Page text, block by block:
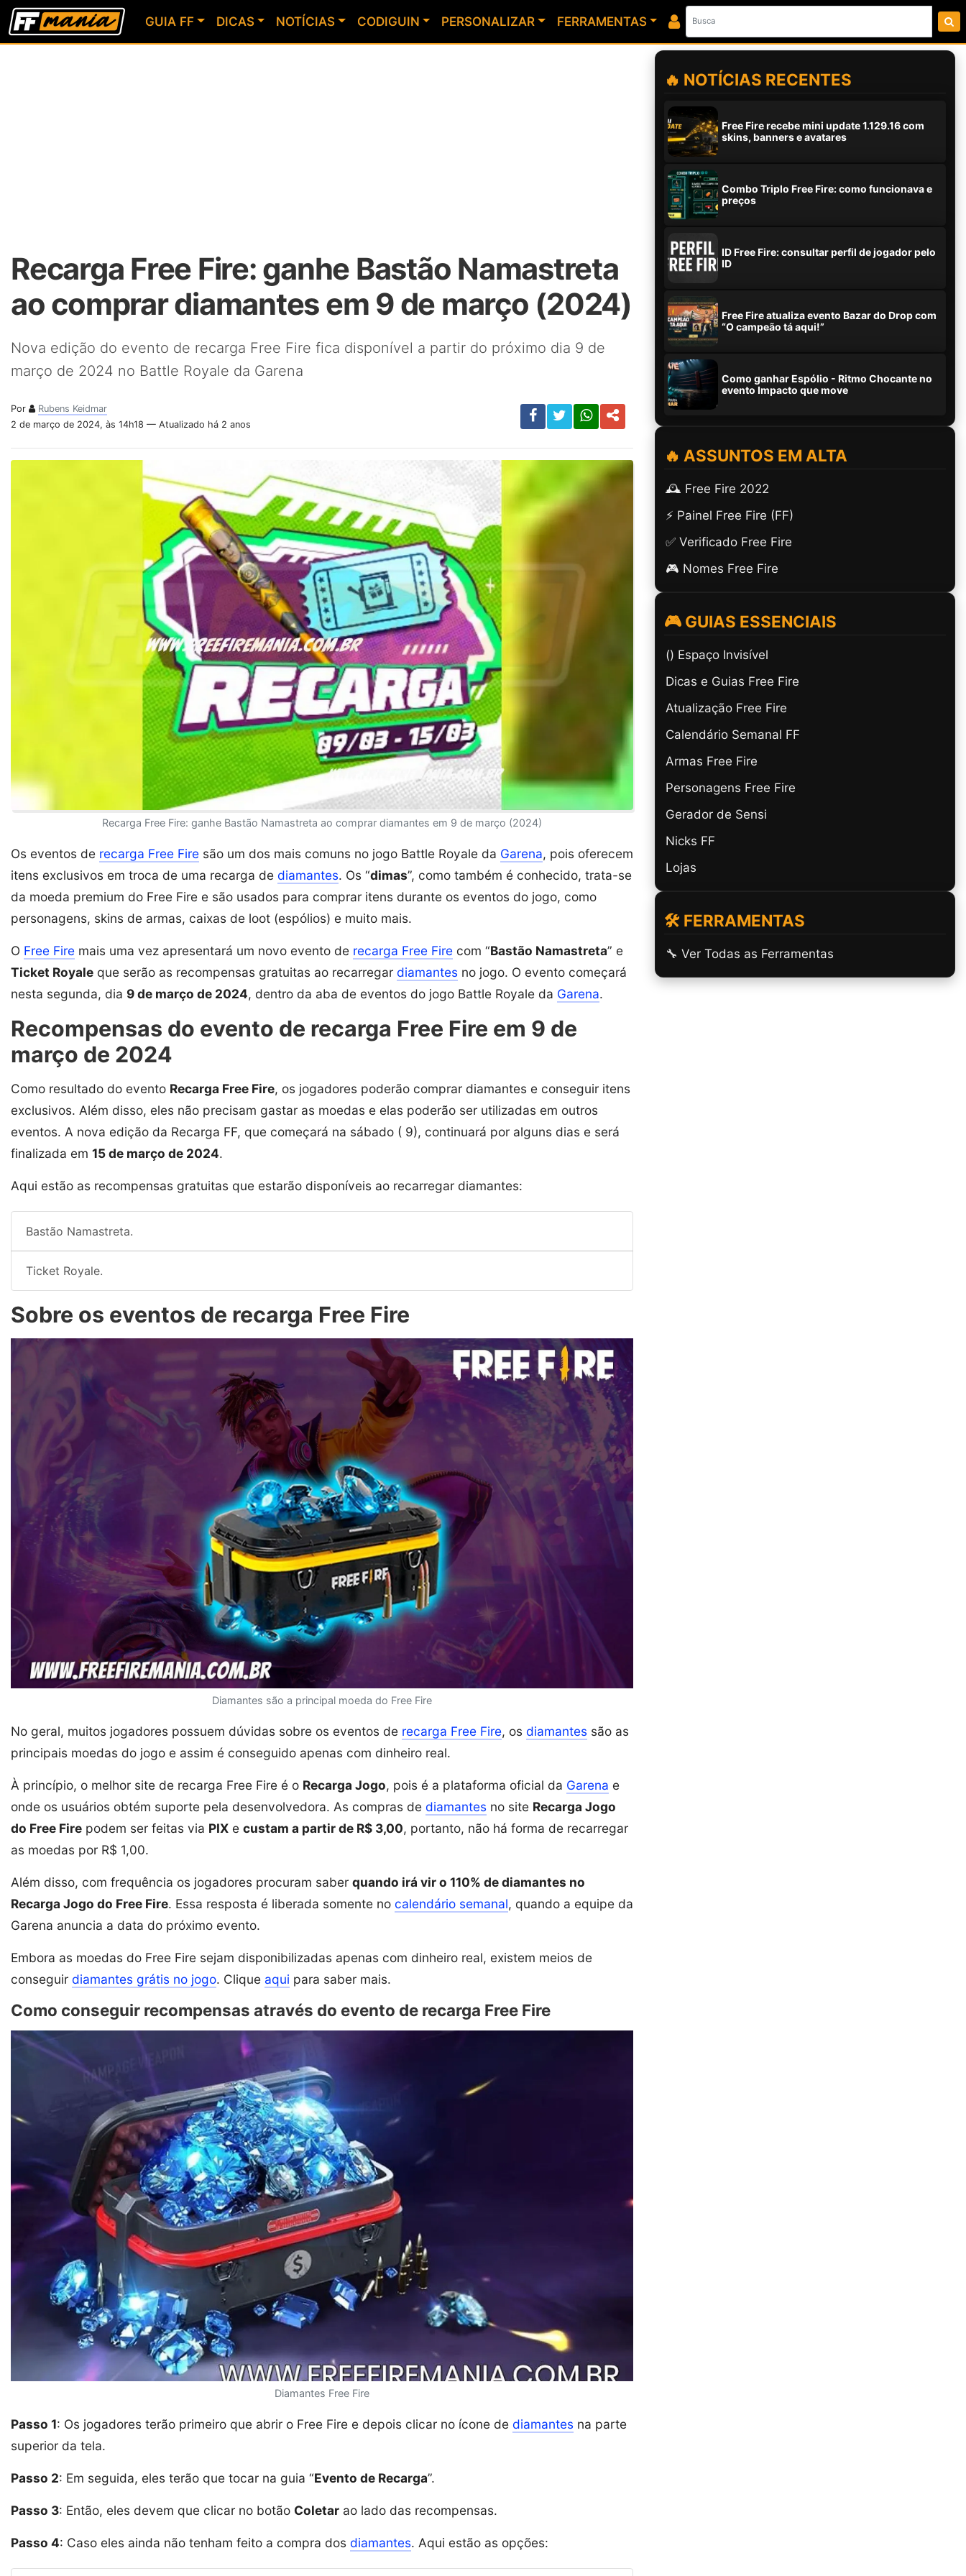
GUIA FF DICAS NOTÍCIAS CODIGUIN PERSONALIZAR FERRAMENTAS
Recarga Free Fire: ganhe Bastão Namastreta
ao comprar diamantes em 9 de março (2024)
Nova edição do evento de recarga Free Fire fica disponível a partir do próximo dia 9 de
março de 2024 no Battle Royale da Garena
Por
Rubens Keidmar
2 de março de 2024, às 14h18 — Atualizado há 2 anos
Recarga Free Fire: ganhe Bastão Namastreta ao comprar diamantes em 9 de março (2024)
Os eventos de recarga Free Fire são um dos mais comuns no jogo Battle Royale da Garena, pois oferecem
itens exclusivos em troca de uma recarga de diamantes. Os “dimas”, como também é conhecido, trata-se
da moeda premium do Free Fire e são usados ​​para comprar itens durante os eventos do jogo, como
personagens, skins de armas, caixas de loot (espólios) e muito mais.
O Free Fire mais uma vez apresentará um novo evento de recarga Free Fire com “Bastão Namastreta” e
Ticket Royale que serão as recompensas gratuitas ao recarregar diamantes no jogo. O evento começará
nesta segunda, dia 9 de março de 2024, dentro da aba de eventos do jogo Battle Royale da Garena.
Recompensas do evento de recarga Free Fire em 9 de
março de 2024
Como resultado do evento Recarga Free Fire, os jogadores poderão comprar diamantes e conseguir itens
exclusivos. Além disso, eles não precisam gastar as moedas e elas poderão ser utilizadas em outros
eventos. A nova edição da Recarga FF, que começará na sábado ( 9), continuará por alguns dias e será
finalizada em 15 de março de 2024.
Aqui estão as recompensas gratuitas que estarão disponíveis ao recarregar diamantes:
Bastão Namastreta.
Ticket Royale.
Sobre os eventos de recarga Free Fire
Diamantes são a principal moeda do Free Fire
No geral, muitos jogadores possuem dúvidas sobre os eventos de recarga Free Fire, os diamantes são as
principais moedas do jogo e assim é conseguido apenas com dinheiro real.
À princípio, o melhor site de recarga Free Fire é o Recarga Jogo, pois é a plataforma oficial da Garena e
onde os usuários obtém suporte pela desenvolvedora. As compras de diamantes no site Recarga Jogo
do Free Fire podem ser feitas via PIX e custam a partir de R$ 3,00, portanto, não há forma de recarregar
as moedas por R$ 1,00.
Além disso, com frequência os jogadores procuram saber quando irá vir o 110% de diamantes no
Recarga Jogo do Free Fire. Essa resposta é liberada somente no calendário semanal, quando a equipe da
Garena anuncia a data do próximo evento.
Embora as moedas do Free Fire sejam disponibilizadas apenas com dinheiro real, existem meios de
conseguir diamantes grátis no jogo. Clique aqui para saber mais.
Como conseguir recompensas através do evento de recarga Free Fire
Diamantes Free Fire
Passo 1: Os jogadores terão primeiro que abrir o Free Fire e depois clicar no ícone de diamantes na parte
superior da tela.
Passo 2: Em seguida, eles terão que tocar na guia “Evento de Recarga”.
Passo 3: Então, eles devem que clicar no botão Coletar ao lado das recompensas.
Passo 4: Caso eles ainda não tenham feito a compra dos diamantes. Aqui estão as opções:
🔥 NOTÍCIAS RECENTES
Free Fire recebe mini update 1.129.16 com
skins, banners e avatares
Combo Triplo Free Fire: como funcionava e
preços
ID Free Fire: consultar perfil de jogador pelo
ID
Free Fire atualiza evento Bazar do Drop com
“O campeão tá aqui!”
Como ganhar Espólio - Ritmo Chocante no
evento Impacto que move
🔥 ASSUNTOS EM ALTA
🕰️ Free Fire 2022
⚡ Painel Free Fire (FF)
✅ Verificado Free Fire
🎮 Nomes Free Fire
🎮 GUIAS ESSENCIAIS
(ㅤ) Espaço Invisível
Dicas e Guias Free Fire
Atualização Free Fire
Calendário Semanal FF
Armas Free Fire
Personagens Free Fire
Gerador de Sensi
Nicks FF
Lojas
🛠️ FERRAMENTAS
🔧 Ver Todas as Ferramentas